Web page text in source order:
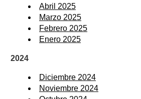
Abril 2025
Marzo 2025
Febrero 2025
Enero 2025
2024
Diciembre 2024
Noviembre 2024